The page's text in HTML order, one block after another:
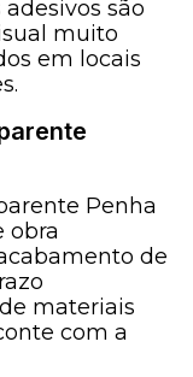
são
muito
em locais
Penha
obra
de
materiais
com a